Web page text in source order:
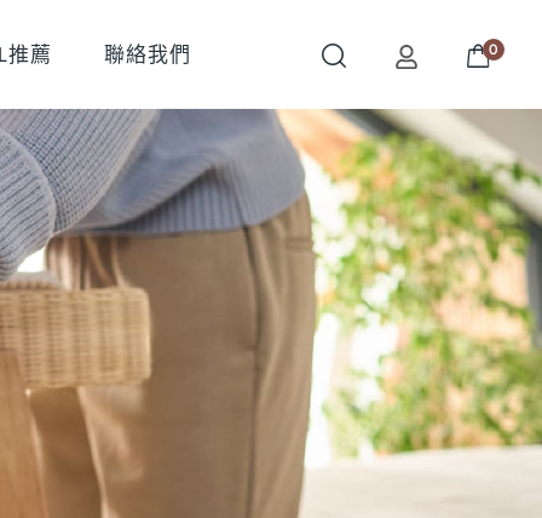
推薦 聯絡我們 0